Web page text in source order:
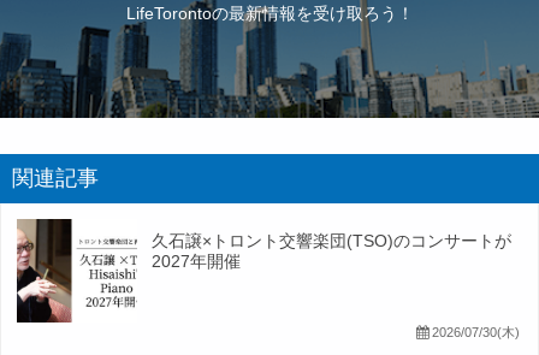
LifeTorontoの最新情報を受け取ろう！
関連記事
久石譲×トロント交響楽団(TSO)のコンサートが
2027年開催
2026/07/30(木)